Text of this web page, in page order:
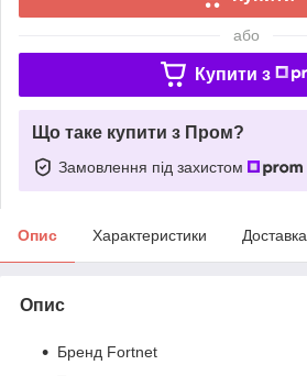
або
Купити з
Що таке купити з Пром?
Замовлення під захистом
Опис Характеристики Доставка
Опис
Бренд Fortnet